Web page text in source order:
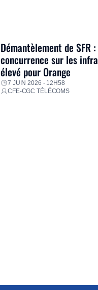
Démantèlement de SFR
concurrence sur les
élevé pour Orange
7 JUIN 2026 - 12H58
CFE-CGC TÉLÉCOMS